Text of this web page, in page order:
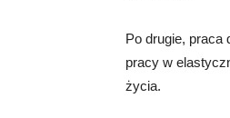
Po drugie, praca
pracy w
życia.